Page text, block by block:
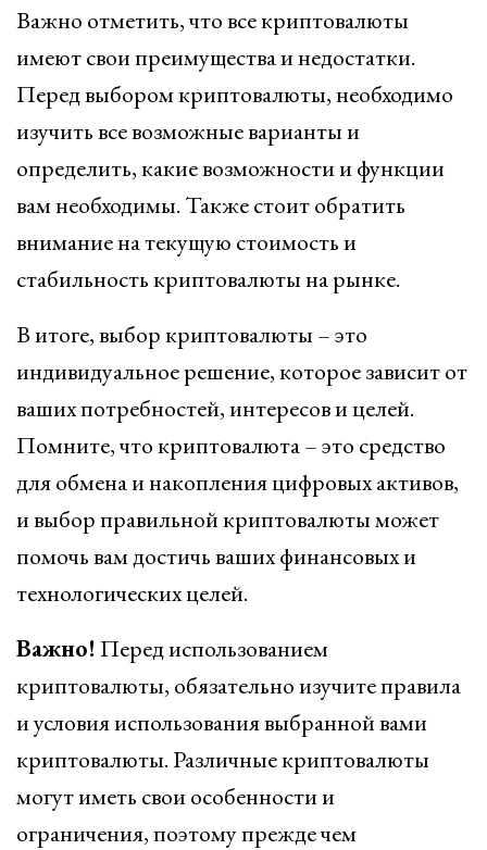
Важно отметить, что все криптовалюты
имеют свои преимущества и недостатки.
Перед выбором криптовалюты, необходимо
изучить все возможные варианты и
определить, какие возможности и функции
вам необходимы. Также стоит обратить
внимание на текущую стоимость и
стабильность криптовалюты на рынке.
В итоге, выбор криптовалюты – это
индивидуальное решение, которое зависит от
ваших потребностей, интересов и целей.
Помните, что криптовалюта – это средство
для обмена и накопления цифровых активов,
и выбор правильной криптовалюты может
помочь вам достичь ваших финансовых и
технологических целей.
Важно! Перед использованием
криптовалюты, обязательно изучите правила
и условия использования выбранной вами
криптовалюты. Различные криптовалюты
могут иметь свои особенности и
ограничения, поэтому прежде чем